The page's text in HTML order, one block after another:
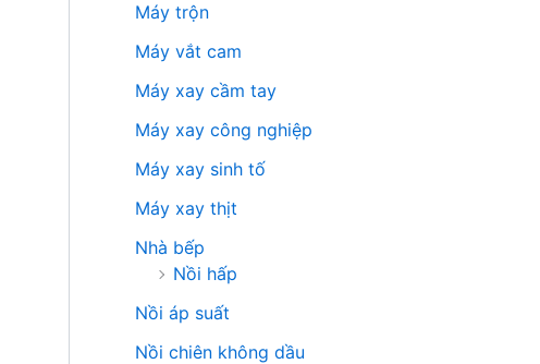
Máy trộn
Máy vắt cam
Máy xay cầm tay
Máy xay công nghiệp
Máy xay sinh tố
Máy xay thịt
Nhà bếp
Nồi hấp
Nồi áp suất
Nồi chiên không dầu